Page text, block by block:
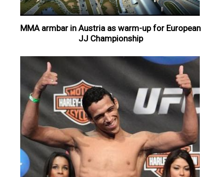
MMA armbar in Austria as warm-up for European
JJ Championship